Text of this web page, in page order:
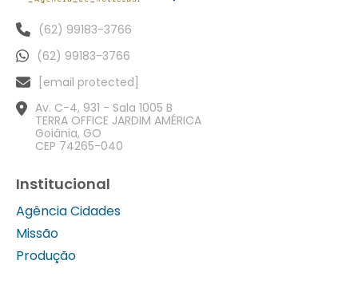
(62) 99183-3766
(62) 99183-3766
[email protected]
Av. C-4, 931 - Sala 1005 B
TERRA OFFICE JARDIM AMÉRICA
Goiânia, GO
CEP 74265-040
Institucional
Agência Cidades
Missão
Produção